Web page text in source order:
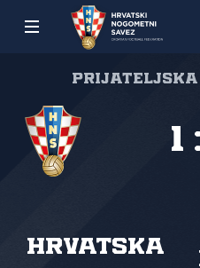
Prijateljska
Hrvatska
1